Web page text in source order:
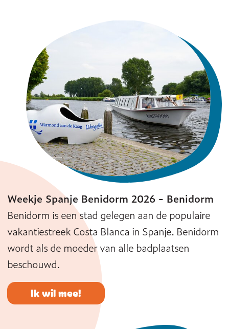
Weekje Spanje Benidorm 2026 - Benidorm
Benidorm is een stad gelegen aan de populaire
vakantiestreek Costa Blanca in Spanje. Benidorm
wordt als de moeder van alle badplaatsen
beschouwd.
Ik wil mee!